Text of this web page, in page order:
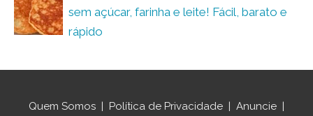
sem açúcar, farinha e leite! Fácil, barato e
rápido
Quem Somos | Política de Privacidade | Anuncie |